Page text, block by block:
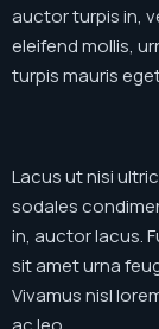
auctor turpis in,
eleifend mollis,
turpis mauris
Lacus ut nisi
sodales
in, auctor lacus.
sit amet urna
Vivamus nisl